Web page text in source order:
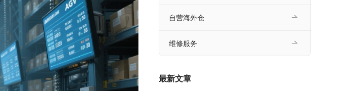
自营海外仓
维修服务
最新文章